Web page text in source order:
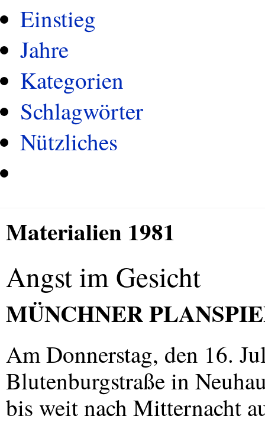
Einstieg
Jahre
Kategorien
Schlagwörter
Nützliches
Materialien 1981
Angst im Gesicht
MÜNCHNER
Am Donnerstag, den 16.
Blutenburgstraße in
bis weit nach Mitternacht